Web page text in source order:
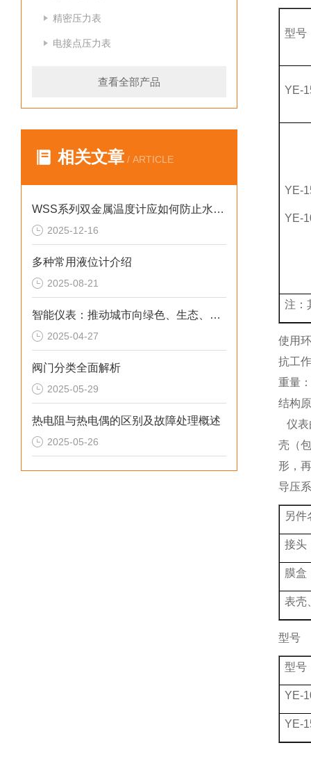
精密压力表
电接点压力表
查看全部产品
相关文章 / ARTICLE
WSS系列双金属温度计应如何防止水汽侵蚀？
2025-12-16
多种常用液位计介绍
2025-08-21
智能仪表：推动城市向绿色、生态、可持续方向发展
2025-04-27
阀门分类全面解析
2025-05-29
热电阻与热电偶的区别及故障处理概述
2025-05-26
型号
YE-
YE-
YE-
注：
使用
抗工
重量
结构
仪表
壳（
形，
导压
另件
接头
膜盒
表壳
型号
型号
YE-
YE-